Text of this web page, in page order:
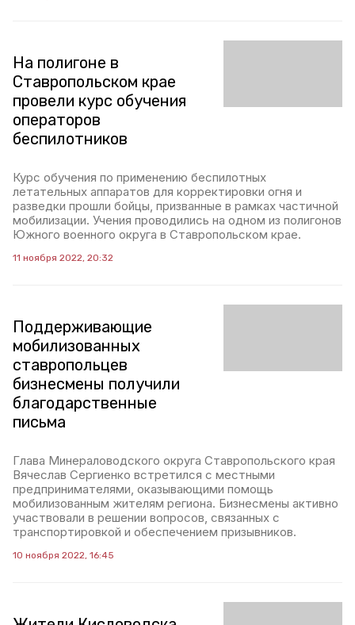
На полигоне в
Ставропольском крае
провели курс обучения
операторов
беспилотников
Курс обучения по применению беспилотных
летательных аппаратов для корректировки огня и
разведки прошли бойцы, призванные в рамках частичной
мобилизации. Учения проводились на одном из полигонов
Южного военного округа в Ставропольском крае.
11 ноября 2022, 20:32
Поддерживающие
мобилизованных
ставропольцев
бизнесмены получили
благодарственные
письма
Глава Минераловодского округа Ставропольского края
Вячеслав Сергиенко встретился с местными
предпринимателями, оказывающими помощь
мобилизованным жителям региона. Бизнесмены активно
участвовали в решении вопросов, связанных с
транспортировкой и обеспечением призывников.
10 ноября 2022, 16:45